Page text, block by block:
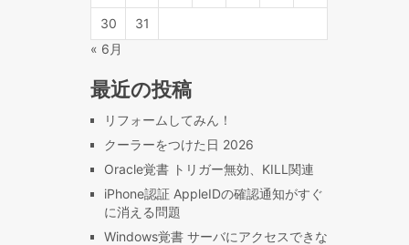
30
31
« 6月
最近の投稿
リフォームしてみん！
クーラーをつけた日 2026
Oracle覚書 トリガー無効、KILL関連
iPhone認証 AppleIDの確認通知がすぐ
に消える問題
Windows覚書 サーバにアクセスできな